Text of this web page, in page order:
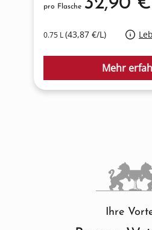
0.75 L(43,87 €/L)
pro Flasche
Mehr
Ihre